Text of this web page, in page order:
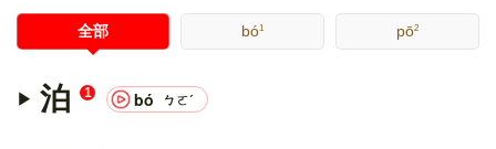
全部 bó1 pō2
泊 1 bó ㄅㄛˊ